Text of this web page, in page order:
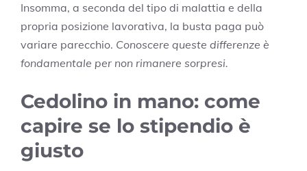
Insomma, a seconda del tipo di malattia e della
propria posizione lavorativa, la busta paga può
variare parecchio. Conoscere queste differenze è
fondamentale per non rimanere sorpresi.
Cedolino in mano: come
capire se lo stipendio è
giusto